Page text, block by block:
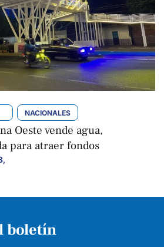
NACIONALES
Oeste vende agua,
para atraer fondos
,
boletín